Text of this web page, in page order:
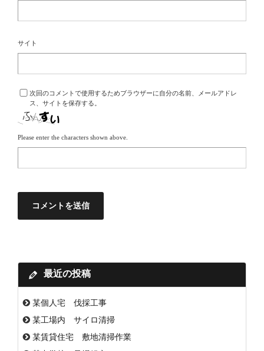
サイト
次回のコメントで使用するためブラウザーに自分の名前、メールアドレ
ス、サイトを保存する。
Please enter the characters shown above.
最近の投稿
某個人宅 伐採工事
某工場内 サイロ清掃
某賃貸住宅 敷地清掃作業